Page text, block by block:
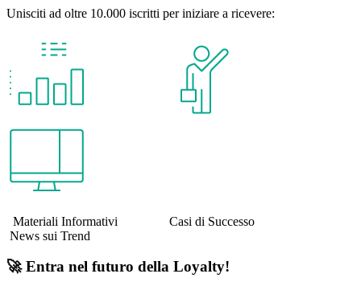
Unisciti ad oltre 10.000 iscritti per iniziare a ricevere:
Materiali Informativi Casi di Successo
News sui Trend
🚀 Entra nel futuro della Loyalty!